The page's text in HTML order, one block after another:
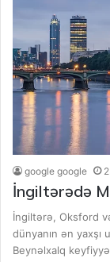
google google
İngiltərədə
İngiltərə, Oksford
dünyanın ən yaxşı
Beynəlxalq